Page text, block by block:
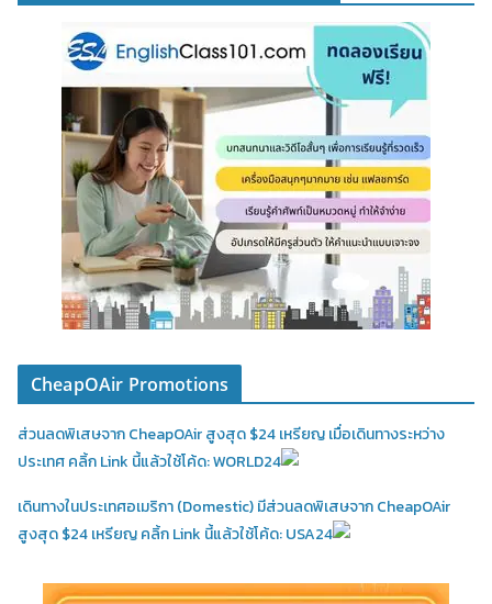
CheapOAir Promotions
ส่วนลดพิเสษจาก CheapOAir สูงสุด $24 เหรียญ เมื่อเดินทางระหว่าง
ประเทศ คลิ้ก Link นี้แล้วใช้โค้ด: WORLD24
เดินทางในประเทศอเมริกา (Domestic)มีส่วนลดพิเสษจาก CheapOAir
สูงสุด $24 เหรียญ คลิ้ก Link นี้แล้วใช้โค้ด: USA24